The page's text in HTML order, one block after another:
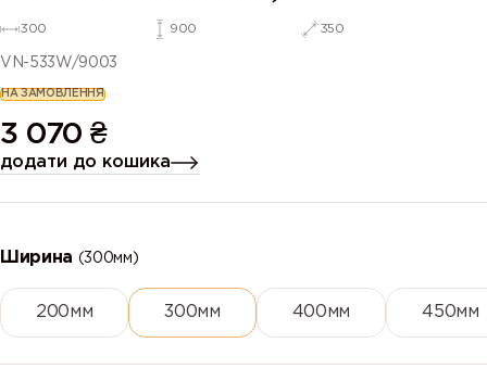
300 900 350
VN-533W/9003
НА ЗАМОВЛЕННЯ
3 070 ₴
додати до кошика
Ширина (300мм)
200мм 300мм 400мм 450мм